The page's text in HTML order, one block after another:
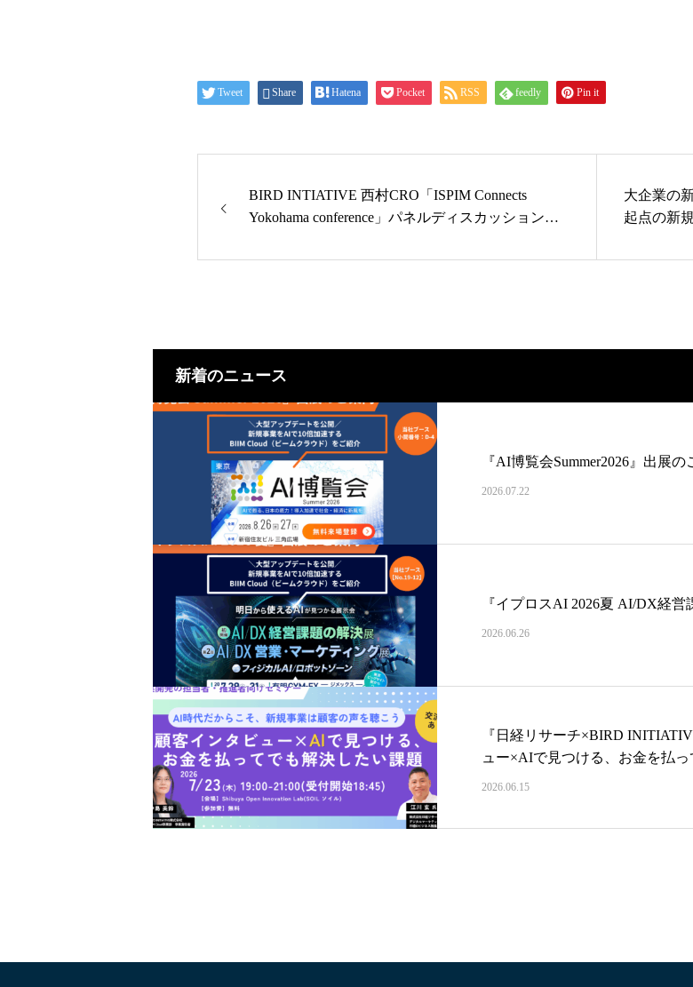
Tweet Share Hatena Pocket RSS feedly Pin it
BIRD INTIATIVE 西村CRO「ISPIM Connects
Yokohama conference」パネルディスカッションに
大企業の
起点の新
新着のニュース
『AI博覧会Summer2026』出展の
2026.07.22
『イプロスAI 2026夏 AI/DX経
2026.06.26
『日経リサーチ×BIRD
ュー×AIで見つける、お金を払
2026.06.15